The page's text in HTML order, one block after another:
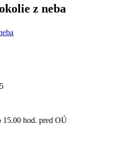
z neba
15.00 hod. pred OÚ